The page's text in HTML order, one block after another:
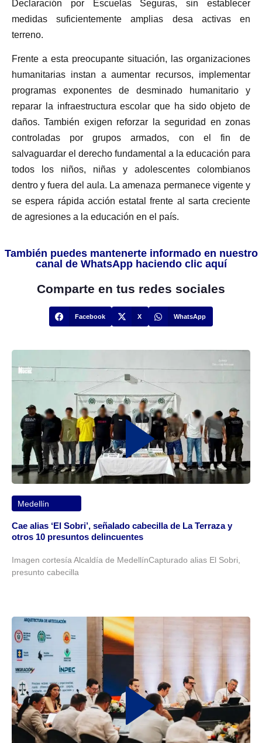
Declaración por Escuelas Seguras, sin establecer
medidas suficientemente amplias desa activas en
terreno.
Frente a esta preocupante situación, las organizaciones
humanitarias instan a aumentar recursos, implementar
programas exponentes de desminado humanitario y
reparar la infraestructura escolar que ha sido objeto de
daños. También exigen reforzar la seguridad en zonas
controladas por grupos armados, con el fin de
salvaguardar el derecho fundamental a la educación para
todos los niños, niñas y adolescentes colombianos
dentro y fuera del aula. La amenaza permanece vigente y
se espera rápida acción estatal frente al sarta creciente
de agresiones a la educación en el país.
También puedes mantenerte informado en nuestro
canal de WhatsApp haciendo clic aquí
Comparte en tus redes sociales
Facebook X WhatsApp
Medellín
Cae alias ‘El Sobri’, señalado cabecilla de La Terraza y
otros 10 presuntos delincuentes
Imagen cortesía Alcaldía de MedellínCapturado alias El Sobri,
presunto cabecilla